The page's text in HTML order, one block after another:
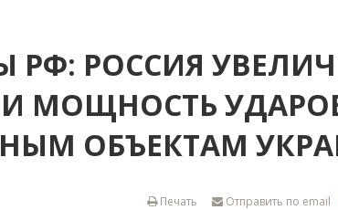
РОССИЯ
МОЩНОСТЬ
ОБЪЕКТАМ
Отправить по email
Печать